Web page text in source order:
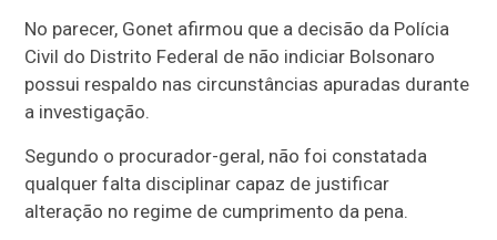
No parecer, Gonet afirmou que a decisão da Polícia
Civil do Distrito Federal de não indiciar Bolsonaro
possui respaldo nas circunstâncias apuradas durante
a investigação.
Segundo o procurador-geral, não foi constatada
qualquer falta disciplinar capaz de justificar
alteração no regime de cumprimento da pena.